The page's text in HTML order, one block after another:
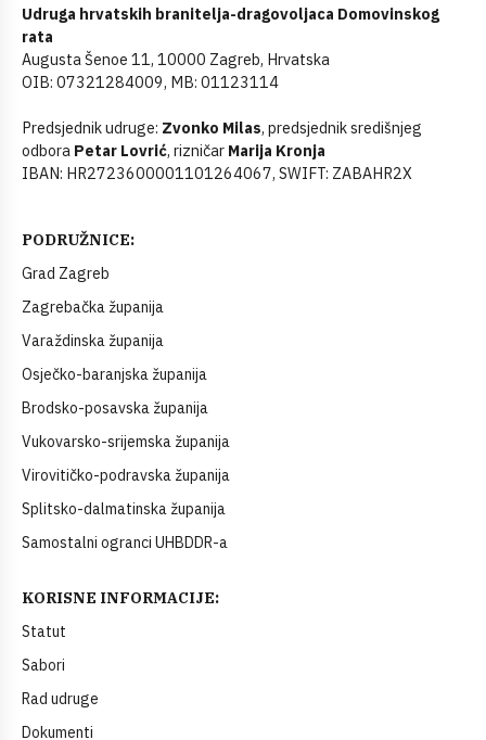
Udruga hrvatskih branitelja-dragovoljaca Domovinskog
rata
Augusta Šenoe 11, 10000 Zagreb, Hrvatska
OIB: 07321284009, MB: 01123114
Predsjednik udruge: Zvonko Milas, predsjednik središnjeg
odbora Petar Lovrić, rizničar Marija Kronja
IBAN: HR2723600001101264067, SWIFT: ZABAHR2X
PODRUŽNICE:
Grad Zagreb
Zagrebačka županija
Varaždinska županija
Osječko-baranjska županija
Brodsko-posavska županija
Vukovarsko-srijemska županija
Virovitičko-podravska županija
Splitsko-dalmatinska županija
Samostalni ogranci UHBDDR-a
KORISNE INFORMACIJE:
Statut
Sabori
Rad udruge
Dokumenti